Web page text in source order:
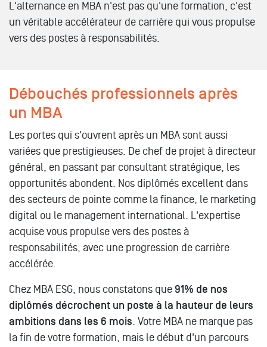
L'alternance en MBA n'est pas qu'une formation, c'est
un véritable accélérateur de carrière qui vous propulse
vers des postes à responsabilités.
Débouchés professionnels après
un MBA
Les portes qui s'ouvrent après un MBA sont aussi
variées que prestigieuses. De chef de projet à directeur
général, en passant par consultant stratégique, les
opportunités abondent. Nos diplômés excellent dans
des secteurs de pointe comme la finance, le marketing
digital ou le management international. L'expertise
acquise vous propulse vers des postes à
responsabilités, avec une progression de carrière
accélérée.
Chez MBA ESG, nous constatons que 91% de nos
diplômés décrochent un poste à la hauteur de leurs
ambitions dans les 6 mois. Votre MBA ne marque pas
la fin de votre formation, mais le début d'un parcours